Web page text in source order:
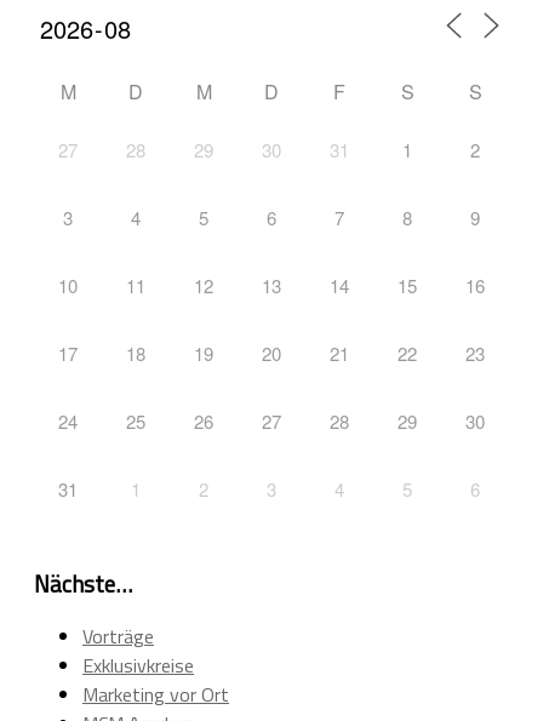
M D M D F S S
27 28 29 30 31 1 2
3 4 5 6 7 8 9
10 11 12 13 14 15 16
17 18 19 20 21 22 23
24 25 26 27 28 29 30
31 1 2 3 4 5 6
Nächste…
Vorträge
Exklusivkreise
Marketing vor Ort